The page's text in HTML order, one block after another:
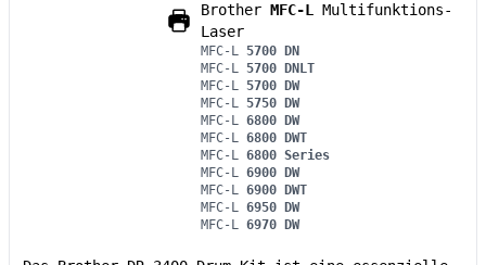
Brother MFC-L Multifunktions-
Laser
MFC-L 5700 DN
MFC-L 5700 DNLT
MFC-L 5700 DW
MFC-L 5750 DW
MFC-L 6800 DW
MFC-L 6800 DWT
MFC-L 6800 Series
MFC-L 6900 DW
MFC-L 6900 DWT
MFC-L 6950 DW
MFC-L 6970 DW